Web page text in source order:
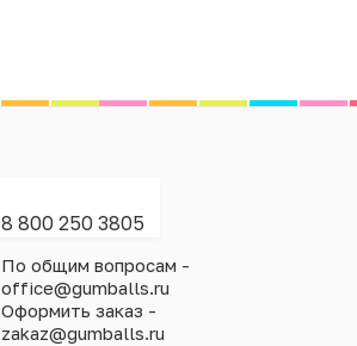
8 800 250 3805
По общим вопросам -
office@gumballs.ru
Оформить заказ -
zakaz@gumballs.ru